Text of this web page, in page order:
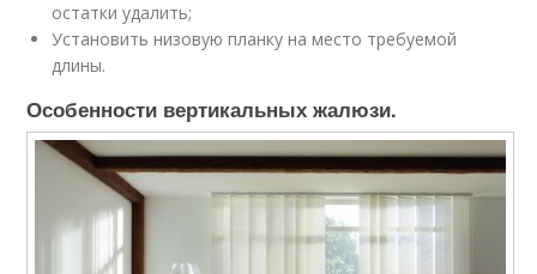
остатки удалить;
Установить низовую планку на место требуемой
длины.
Особенности вертикальных жалюзи.